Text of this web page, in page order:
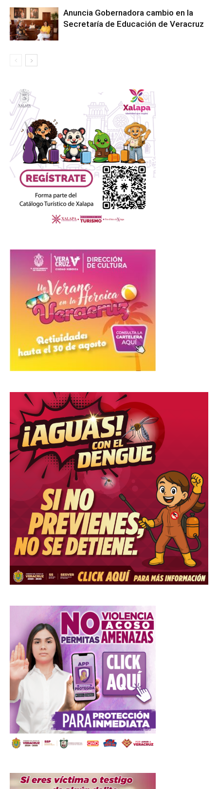
Anuncia Gobernadora cambio en la
Secretaría de Educación de Veracruz